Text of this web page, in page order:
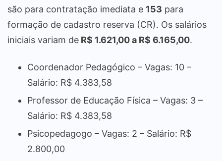
são para contratação imediata e 153 para
formação de cadastro reserva (CR). Os salários
iniciais variam de R$ 1.621,00 a R$ 6.165,00.
Coordenador Pedagógico – Vagas: 10 –
Salário: R$ 4.383,58
Professor de Educação Física – Vagas: 3 –
Salário: R$ 4.383,58
Psicopedagogo – Vagas: 2 – Salário: R$
2.800,00